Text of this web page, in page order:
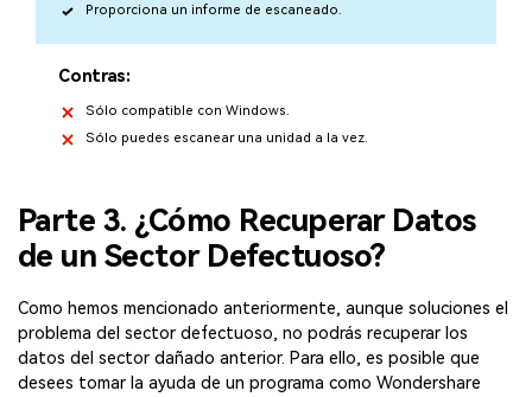
Proporciona un informe de escaneado.
Contras:
Sólo compatible con Windows.
Sólo puedes escanear una unidad a la vez.
Parte 3. ¿Cómo Recuperar Datos
de un Sector Defectuoso?
Como hemos mencionado anteriormente, aunque soluciones el
problema del sector defectuoso, no podrás recuperar los
datos del sector dañado anterior. Para ello, es posible que
desees tomar la ayuda de un programa como Wondershare